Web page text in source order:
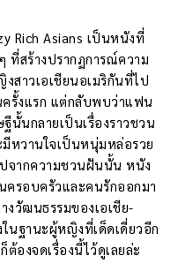
Rich Asians เป็นหนังที่
ที่สร้างปรากฏการณ์ความ
สาวเอเชียนอเมริกันที่ไป
รั้งแรก แต่กลับพบว่าแฟน
นั้นกลายเป็นเรื่องราวชวน
หวานใจเป็นหนุ่มหล่อรวย
จากความชวนฝันนั้น หนัง
ครอบครัวและคนรักออกมา
งวัฒนธรรมของเอเชีย-
นฐานะผู้หญิงที่เด็ดเดี่ยวอีก
องจดเรื่องนี้ไว้ดูเลยล่ะ